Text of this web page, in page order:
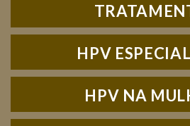
HPV
HPV NA